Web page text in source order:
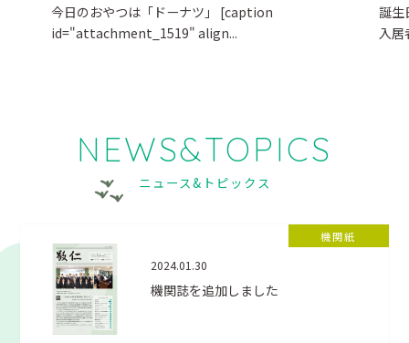
今日のおやつは「ドーナツ」 [caption
id="attachment_1519" align...
誕生
入
NEWS&TOPICS
ニュース&トピックス
機関紙
2024.01.30
機関誌を追加しました